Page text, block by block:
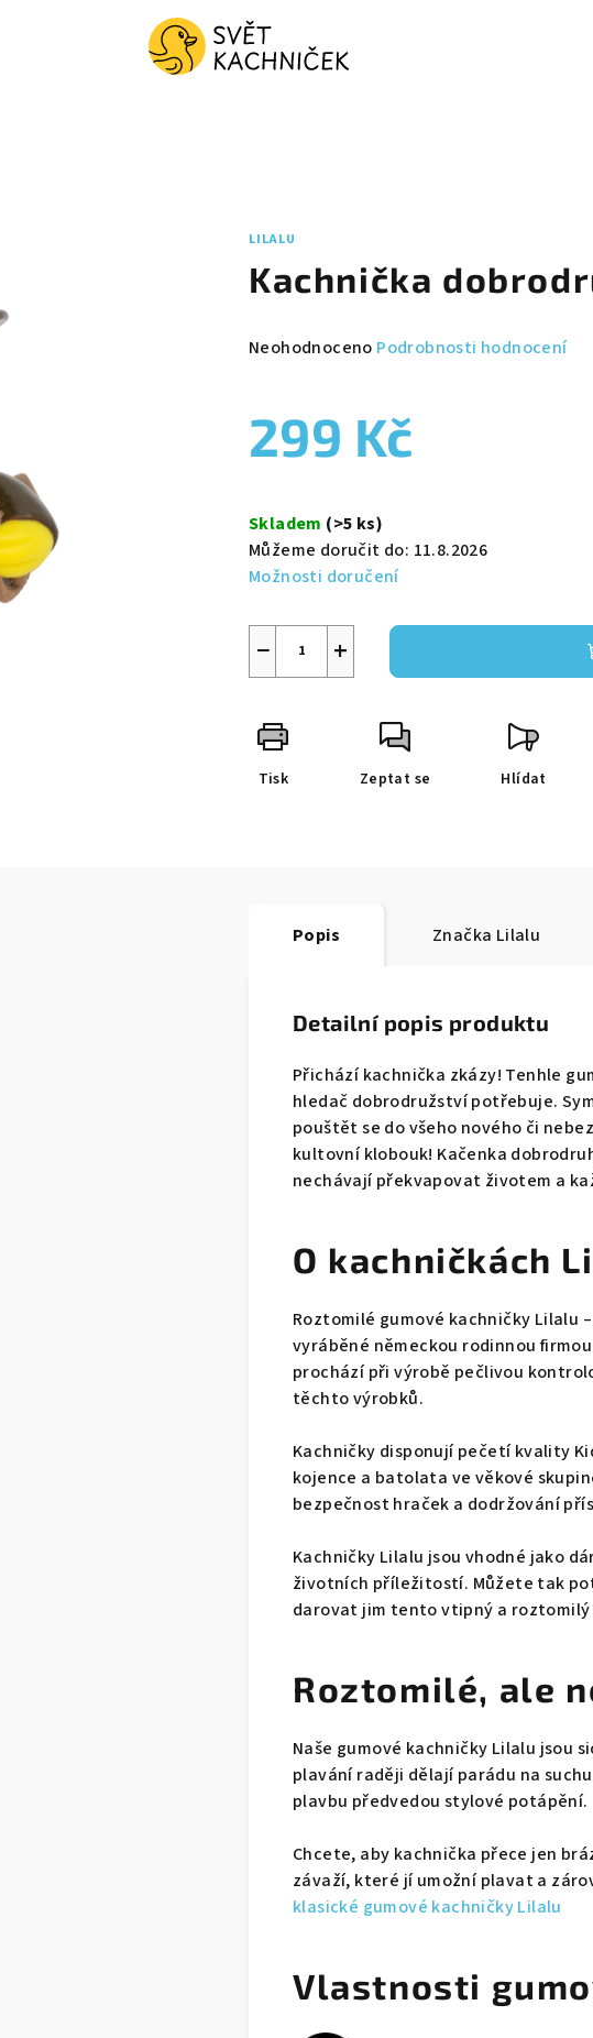
LILALU
Kachnička
Průměrné
je
0,0
hvězdiček.
Neohodnoceno Podrobnosti hodnocení
299 Kč
cena:
Skladem (>5 ks)
Můžeme doručit do: 11.8.2026
Možnosti doručení
+
−
Tisk Zeptat se Hlídat
Popis Značka Lilalu
Detailní popis produktu
Přichází kachnička zkázy! Tenhle
hledač dobrodružství potřebuje.
pouštět se do všeho nového či
kultovní klobouk! Kačenka
nechávají překvapovat životem a
O kachničkách
Roztomilé gumové kachničky Lilalu
vyráběné německou rodinnou
prochází při výrobě pečlivou
těchto výrobků.
Kachničky disponují pečetí kvality
kojence a batolata ve věkové
bezpečnost hraček a dodržování
Kachničky Lilalu jsou vhodné jako
životních příležitostí. Můžete tak
darovat jim tento vtipný a roztomilý
Roztomilé, ale
Naše gumové kachničky Lilalu jsou
plavání raději dělají parádu na
plavbu předvedou stylové potápění.
Chcete, aby kachnička přece jen
závaží, které jí umožní plavat a
klasické gumové kachničky Lilalu
Vlastnosti